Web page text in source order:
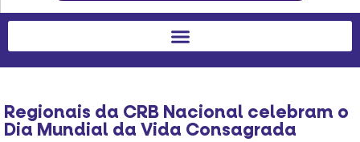
Regionais da CRB Nacional celebram o
Dia Mundial da Vida Consagrada